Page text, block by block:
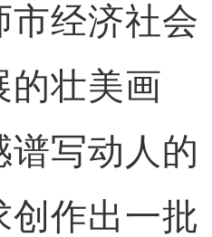
市经济社会
的壮美画
谱写动人的
创作出一批